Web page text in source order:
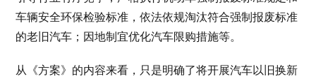
车辆安全环保检验标准，依法依规淘汰符合强制报废标准
的老旧汽车；因地制宜优化汽车限购措施等。
从《方案》的内容来看，只是明确了将开展汽车以旧换新